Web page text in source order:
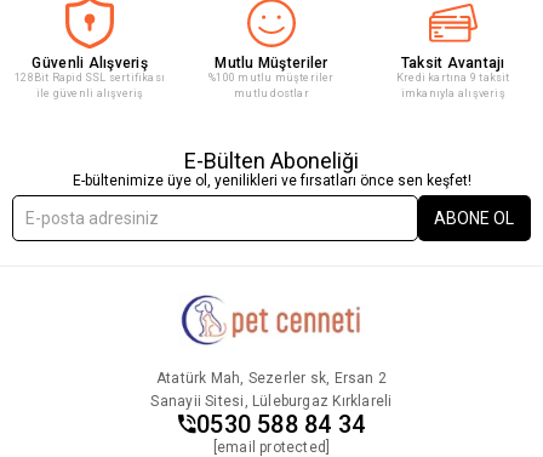
Güvenli Alışveriş
128Bit Rapid SSL sertifikası
ile güvenli alışveriş
Mutlu Müşteriler
%100 mutlu müşteriler
mutlu dostlar
Taksit Avantajı
Kredi kartına 9 taksit
imkanıyla alışveriş
E-Bülten Aboneliği
E-bültenimize üye ol, yenilikleri ve fırsatları önce sen keşfet!
ABONE OL
Atatürk Mah, Sezerler sk, Ersan 2
Sanayii Sitesi, Lüleburgaz Kırklareli
0530 588 84 34
[email protected]